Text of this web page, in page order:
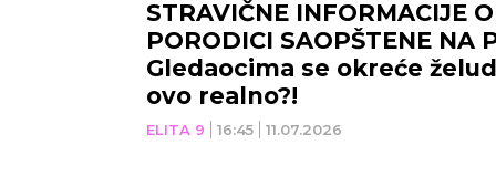
ELITA 9 16:45 11.07.2026
STRAVIČNE INFORMACIJE
PORODICI SAOPŠTENE NA
Gledaocima se okreće
ovo realno?!